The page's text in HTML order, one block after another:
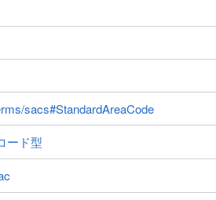
sacs#StandardAreaCode
ード型